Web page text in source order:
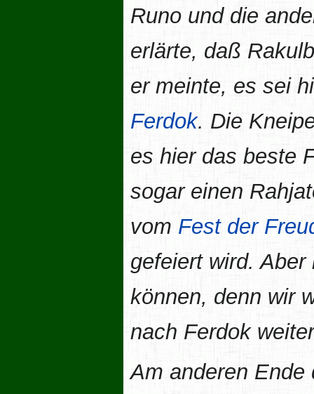
Runo und die
erlärte, daß
er meinte, es sei
Ferdok. Die
es hier das beste
sogar einen
vom Fest der
gefeiert wird.
können, denn wir
nach Ferdok
Am anderen